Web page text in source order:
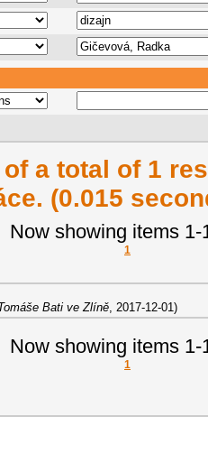
a total of 1
(0.015
Now showing items 1-
1
Bati ve Zlíně, 2017-12-01)
Now showing items 1-
1